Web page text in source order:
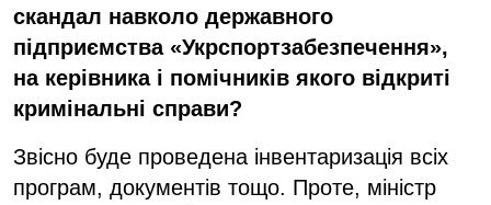
скандал навколо державного
підприємства «Укрспортзабезпечення»,
на керівника і помічників якого відкриті
кримінальні справи?
Звісно буде проведена інвентаризація всіх
програм, документів тощо. Проте, міністр